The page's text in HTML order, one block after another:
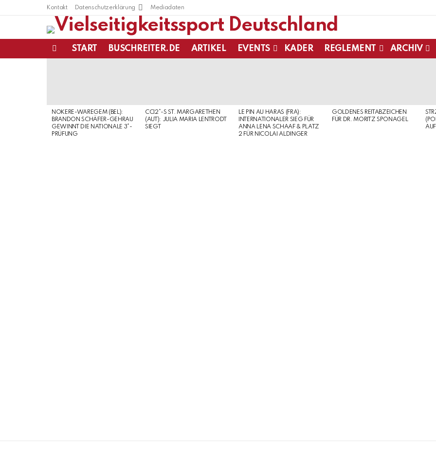
Kontakt Datenschutzerklärung Mediadaten
START BUSCHREITER.DE ARTIKEL EVENTS KADER REGLEMENT ARCHIV
NOKERE-WAREGEM (BEL):
BRANDON SCHÄFER-GEHRAU
GEWINNT DIE NATIONALE 3*-
PRÜFUNG
CCI2*-S ST. MARGARETHEN
(AUT): JULIA MARIA LENTRODT
SIEGT
LE PIN AU HARAS (FRA):
INTERNATIONALER SIEG FÜR
ANNA LENA SCHAAF & PLATZ
2 FÜR NICOLAI ALDINGER
GOLDENES REITABZEICHEN
FÜR DR. MORITZ SPONAGEL